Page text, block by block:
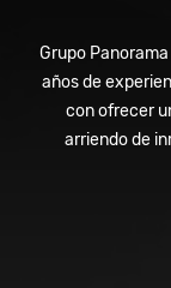
Grupo
años de
con ofrecer
arriendo de